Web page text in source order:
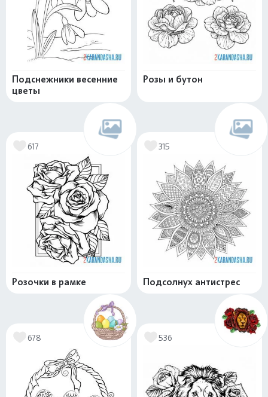
Подснежники весенние
цветы
Розы и бутон
617
Розочки в рамке
315
Подсолнух антистрес
678 536